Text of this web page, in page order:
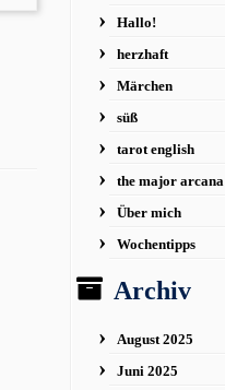
Hallo!
herzhaft
Märchen
süß
tarot english
the major arcana
Über mich
Wochentipps
Archiv
August 2025
Juni 2025